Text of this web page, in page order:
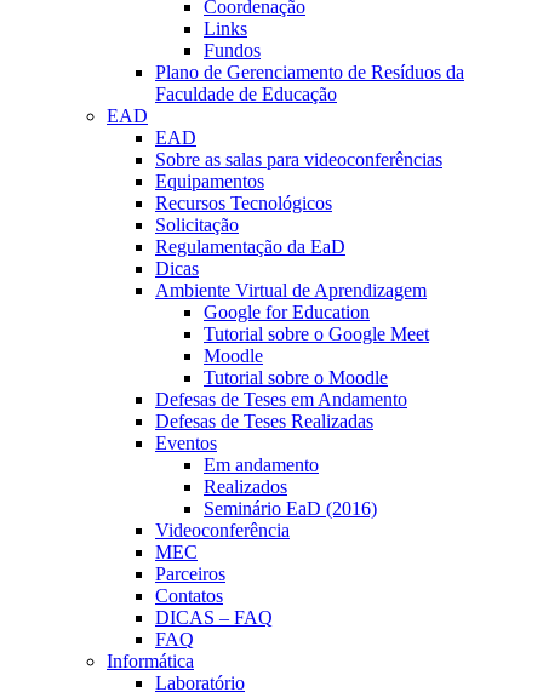
Coordenação
Links
Fundos
Plano de Gerenciamento de Resíduos da
Faculdade de Educação
EAD
EAD
Sobre as salas para videoconferências
Equipamentos
Recursos Tecnológicos
Solicitação
Regulamentação da EaD
Dicas
Ambiente Virtual de Aprendizagem
Google for Education
Tutorial sobre o Google Meet
Moodle
Tutorial sobre o Moodle
Defesas de Teses em Andamento
Defesas de Teses Realizadas
Eventos
Em andamento
Realizados
Seminário EaD (2016)
Videoconferência
MEC
Parceiros
Contatos
DICAS – FAQ
FAQ
Informática
Laboratório